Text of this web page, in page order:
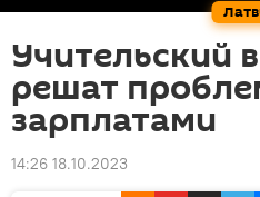
Учительский
решат
зарплатами
14:26 18.10.2023